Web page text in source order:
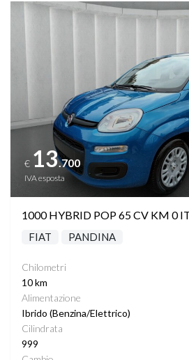
Vedi dettagli
€ 13.700
IVA esposta
1000 HYBRID POP 65 CV KM 0
FIAT PANDINA
Chilometri
10 km
Alimentazione
Ibrido (Benzina/Elettrico)
Cilindrata
999